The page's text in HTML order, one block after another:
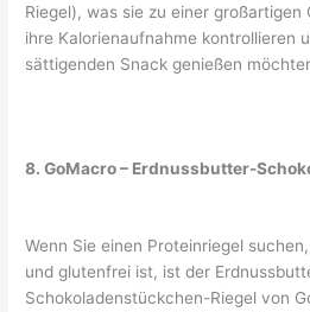
Riegel), was sie zu einer
ihre Kalorienaufnahme kontrollieren
sättigenden Snack genießen
8. GoMacro – Erdnussbutter-
Wenn Sie einen Proteinriegel
und glutenfrei ist, ist der
Schokoladenstückchen-Riegel von